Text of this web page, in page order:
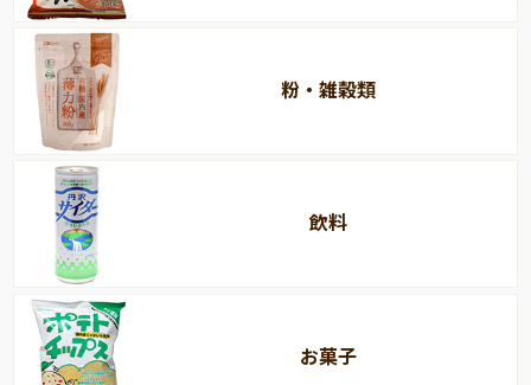
粉・雑穀類
飲料
お菓子